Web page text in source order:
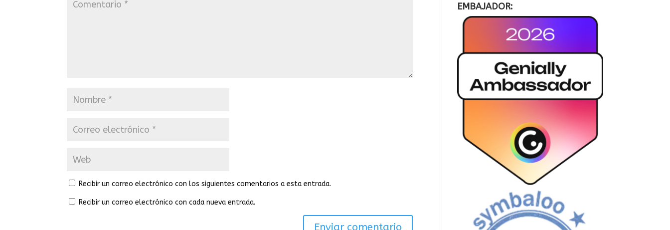
Recibir un correo electrónico con los siguientes comentarios a esta entrada.
Recibir un correo electrónico con cada nueva entrada.
EMBAJADOR: